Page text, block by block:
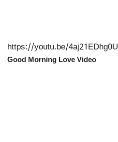
https://youtu.be/4aj21EDhg0U
Good Morning Love Video